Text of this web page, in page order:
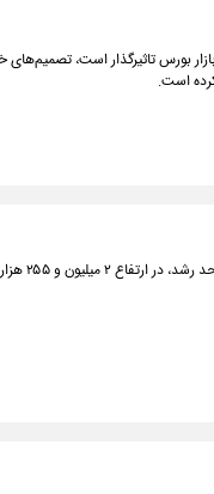
بورس تاثیرگذار است، تصمیم‌های
شاخص کل بورس تهران در معاملات امروز (دوشنبه، ۲۸ آبان) با ۴۳